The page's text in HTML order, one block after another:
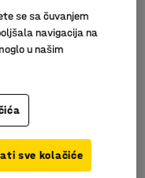
se sa čuvanjem
navigacija na
u našim
sve kolačiće